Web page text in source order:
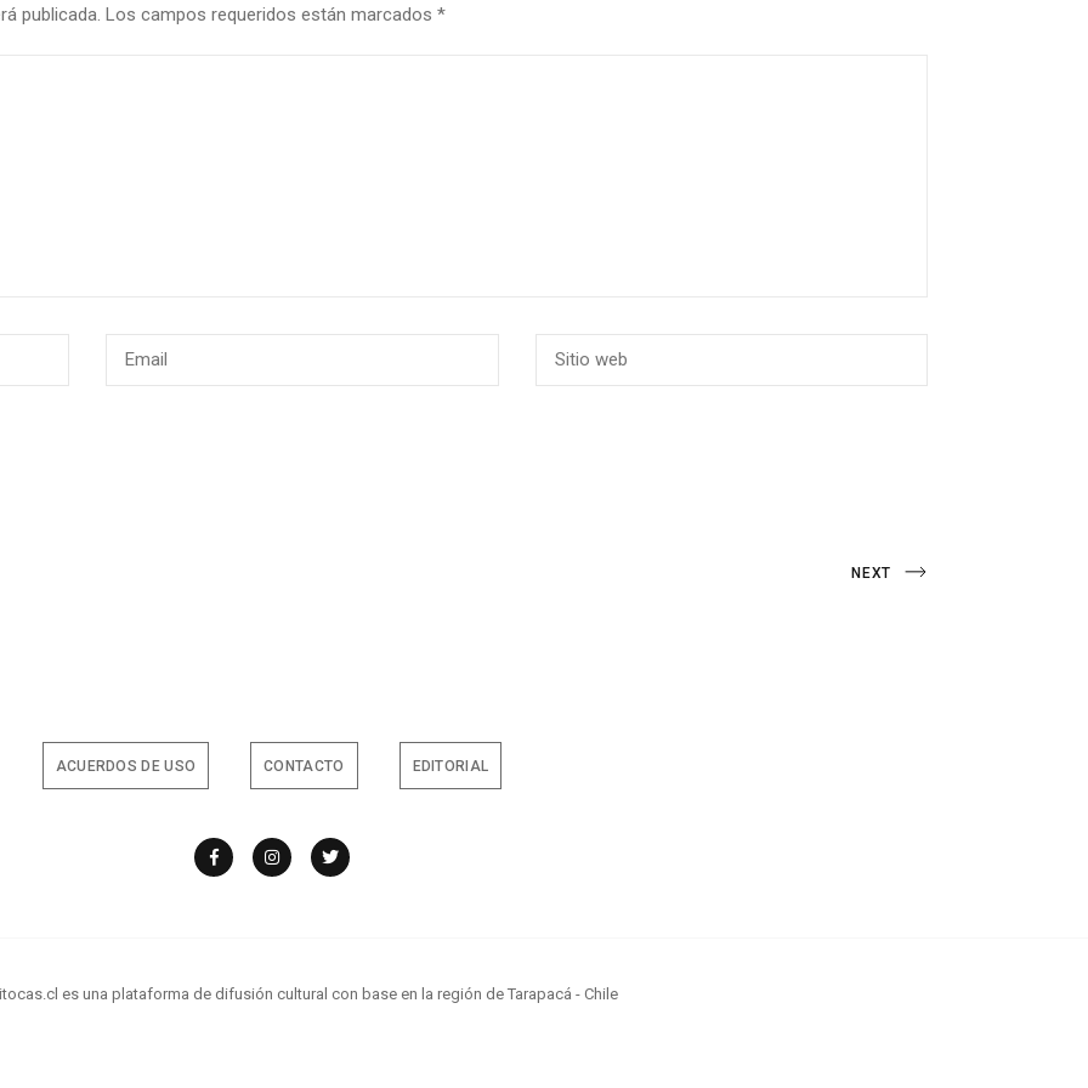
publicada. Los campos requeridos están marcados *
Next
NEXT
ACUERDOS DE USO CONTACTO EDITORIAL
es una plataforma de difusión cultural con base en la región de Tarapacá - Chile